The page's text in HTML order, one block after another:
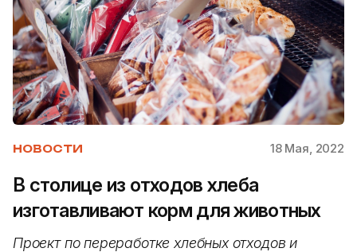
НОВОСТИ 18 Мая, 2022
В столице из отходов хлеба
изготавливают корм для животных
Проект по переработке хлебных отходов и